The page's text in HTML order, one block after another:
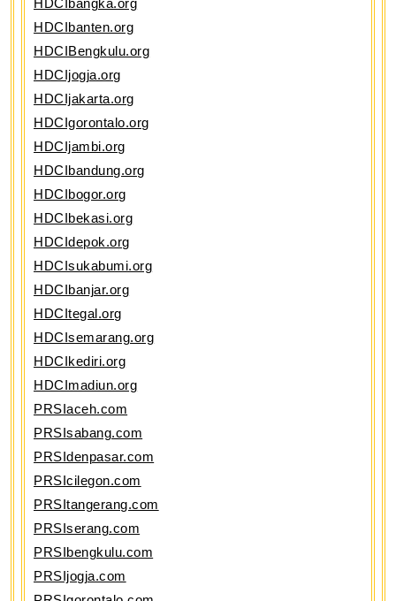
HDCIbangka.org
HDCIbanten.org
HDCIBengkulu.org
HDCIjogja.org
HDCIjakarta.org
HDCIgorontalo.org
HDCIjambi.org
HDCIbandung.org
HDCIbogor.org
HDCIbekasi.org
HDCIdepok.org
HDCIsukabumi.org
HDCIbanjar.org
HDCItegal.org
HDCIsemarang.org
HDCIkediri.org
HDCImadiun.org
PRSIaceh.com
PRSIsabang.com
PRSIdenpasar.com
PRSIcilegon.com
PRSItangerang.com
PRSIserang.com
PRSIbengkulu.com
PRSIjogja.com